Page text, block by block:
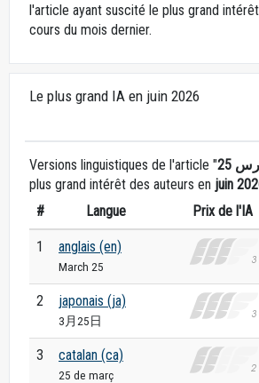
l'article ayant suscité le plus grand
cours du mois dernier.
Le plus grand IA en juin 2026
Versions linguistiques de l'article "
plus grand intérêt des auteurs en juin
#
Langue Prix de l'IA
1 anglais (en)
March 25
2 japonais (ja)
3月25日
3 catalan (ca)
25 de març